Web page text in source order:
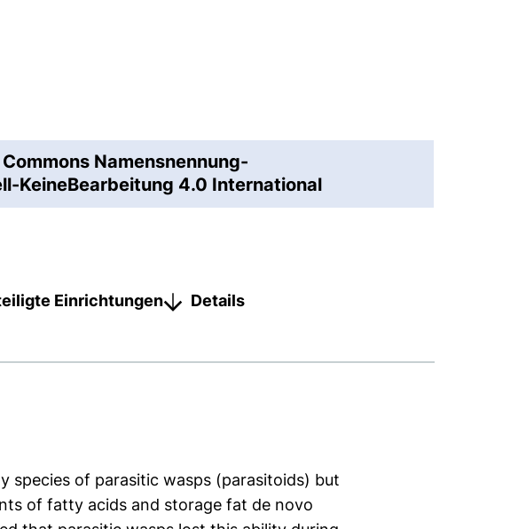
Namensnennung-
KeineBearbeitung 4.0 International
Einrichtungen
Details
species of parasitic wasps (parasitoids) but
of fatty acids and storage fat de novo